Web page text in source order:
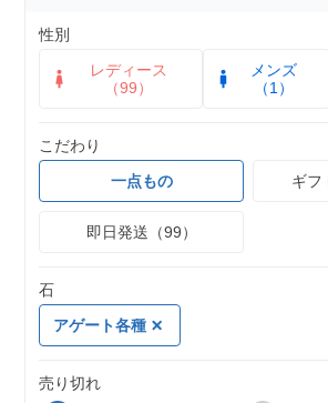
性別
レディース
（99）
メンズ
（1）
こだわり
一点もの
ギフ
即日発送（99）
石
アゲート各種
売り切れ